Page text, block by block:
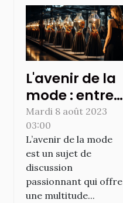
L'avenir de la
mode : entre
technologie
et durabilité
Mardi 8 août 2023
03:00
L’avenir de la mode
est un sujet de
discussion
passionnant qui offre
une multitude...